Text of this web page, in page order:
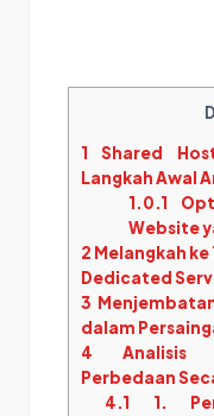
1 Shared
Langkah Awal
1.0.1
Website
2 Melangkah
Dedicated
3
dalam
4 Analisis
Perbedaan
4.1 1.